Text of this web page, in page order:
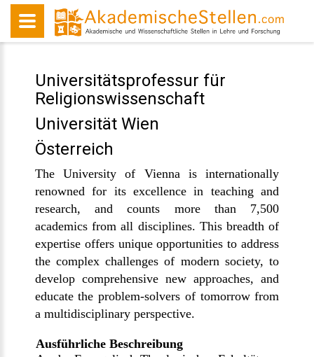
Universitätsprofessur für
Religionswissenschaft
Universität Wien
Österreich
The University of Vienna is internationally
renowned for its excellence in teaching and
research, and counts more than 7,500
academics from all disciplines. This breadth of
expertise offers unique opportunities to address
the complex challenges of modern society, to
develop comprehensive new approaches, and
educate the problem-solvers of tomorrow from
a multidisciplinary perspective.
Ausführliche Beschreibung